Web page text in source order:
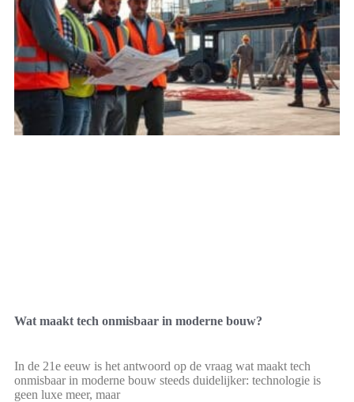
Wat maakt tech onmisbaar in moderne bouw?
In de 21e eeuw is het antwoord op de vraag wat maakt tech
onmisbaar in moderne bouw steeds duidelijker: technologie is
geen luxe meer, maar